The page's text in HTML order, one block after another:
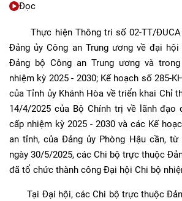
Đọc
Thực hiện Thông tri số 02-TT/ĐUCA
Đảng ủy Công an Trung ương về đại
Đảng bộ Công an Trung ương và
nhiệm kỳ 2025 - 2030; Kế hoạch số 285-
của Tỉnh ủy Khánh Hòa về triển khai Chỉ
14/4/2025 của Bộ Chính trị về lãnh đạo
cấp nhiệm kỳ 2025 - 2030 và các Kế
an tỉnh, của Đảng ủy Phòng Hậu cần, từ
ngày 30/5/2025, các Chi bộ trực thuộc
đã tổ chức thành công Đại hội Chi bộ
Tại Đại hội, các Chi bộ trực thuộc